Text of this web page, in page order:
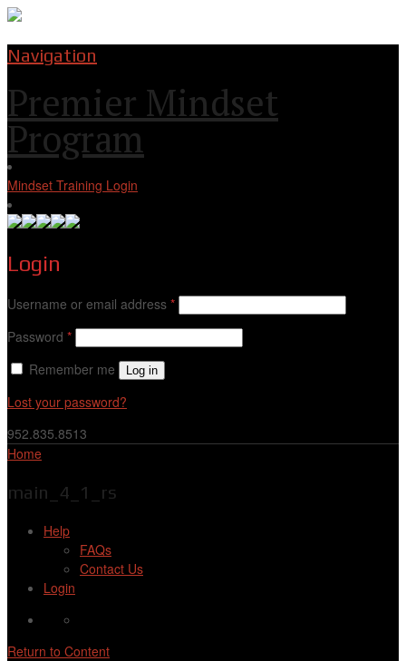
Navigation
Premier Mindset
Program
Mindset Training Login
Login
Username or email address *
Password *
Remember me
Log in
Lost your password?
952.835.8513
Home
main_4_1_rs
Help
FAQs
Contact Us
Login
Return to Content